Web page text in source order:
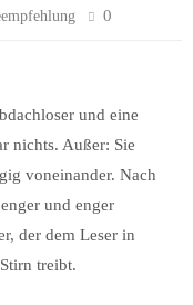
0
und eine
nichts. Außer: Sie
voneinander. Nach
und enger
der dem Leser in
treibt.